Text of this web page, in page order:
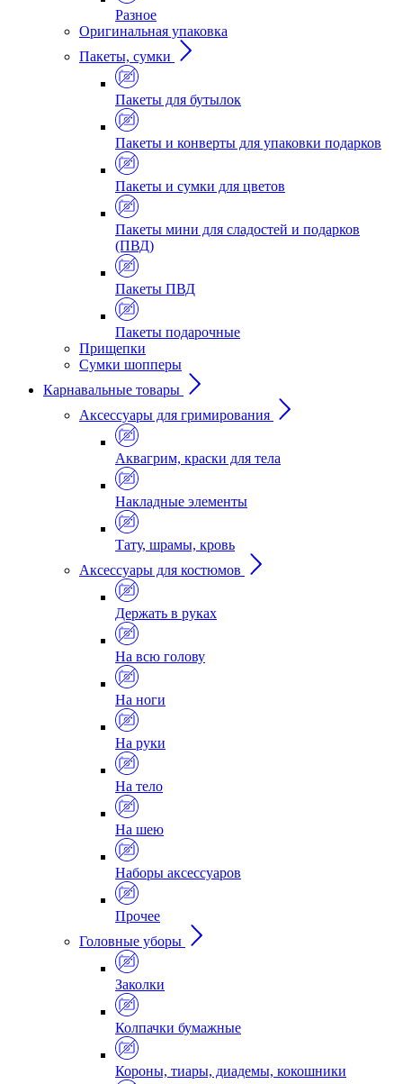
Разное
Оригинальная упаковка
Пакеты, сумки
Пакеты для бутылок
Пакеты и конверты для упаковки подарков
Пакеты и сумки для цветов
Пакеты мини для сладостей и подарков
(ПВД)
Пакеты ПВД
Пакеты подарочные
Прищепки
Сумки шопперы
Карнавальные товары
Аксессуары для гримирования
Аквагрим, краски для тела
Накладные элементы
Тату, шрамы, кровь
Аксессуары для костюмов
Держать в руках
На всю голову
На ноги
На руки
На тело
На шею
Наборы аксессуаров
Прочее
Головные уборы
Заколки
Колпачки бумажные
Короны, тиары, диадемы, кокошники